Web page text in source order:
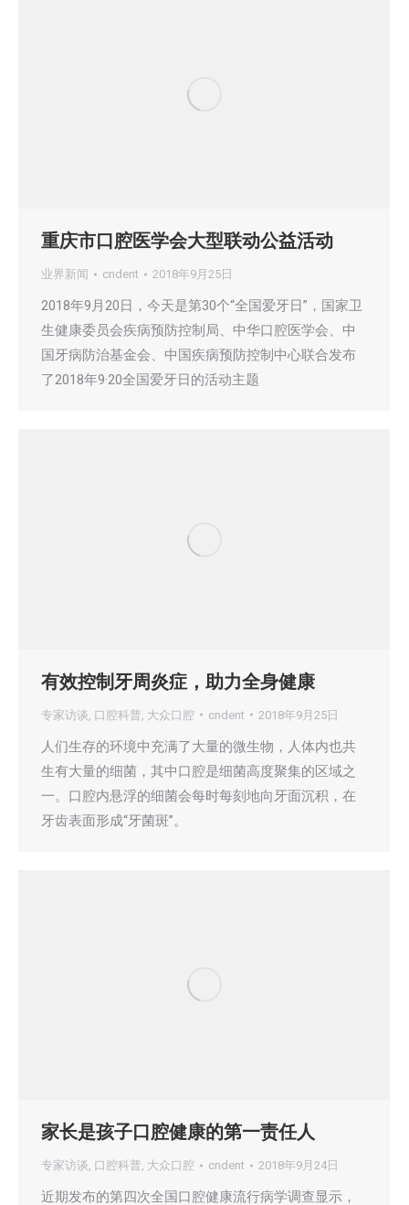
重庆市口腔医学会大型联动公益活动
业界新闻 cndent 2018年9月25日
2018年9月20日，今天是第30个“全国爱牙日”，国家卫
生健康委员会疾病预防控制局、中华口腔医学会、中
国牙病防治基金会、中国疾病预防控制中心联合发布
了2018年9·20全国爱牙日的活动主题
有效控制牙周炎症，助力全身健康
专家访谈 口腔科普 大众口腔 cndent 2018年9月25日
人们生存的环境中充满了大量的微生物，人体内也共
生有大量的细菌，其中口腔是细菌高度聚集的区域之
一。口腔内悬浮的细菌会每时每刻地向牙面沉积，在
牙齿表面形成“牙菌斑”。
家长是孩子口腔健康的第一责任人
专家访谈, 口腔科普, 大众口腔 cndent 2018年9月24日
近期发布的第四次全国口腔健康流行病学调查显示，